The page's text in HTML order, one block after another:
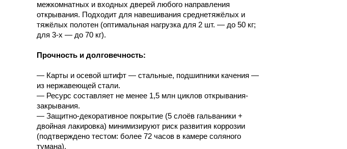
межкомнатных и входных дверей любого направления
открывания. Подходит для навешивания среднетяжёлых и
тяжёлых полотен (оптимальная нагрузка для 2 шт. — до 50 кг;
для 3-х — до 70 кг).
Прочность и долговечность:
— Карты и осевой штифт — стальные, подшипники качения —
из нержавеющей стали.
— Ресурс составляет не менее 1,5 млн циклов открывания-
закрывания.
— Защитно-декоративное покрытие (5 слоёв гальваники +
двойная лакировка) минимизируют риск развития коррозии
(подтверждено тестом: более 72 часов в камере соляного
тумана).